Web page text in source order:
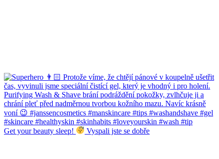
Get your beauty sleep! Vyspali jste se dobře